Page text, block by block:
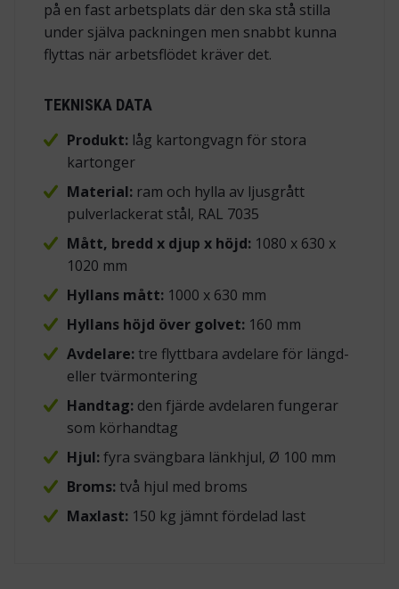
på en fast arbetsplats där den ska stå stilla
under själva packningen men snabbt kunna
flyttas när arbetsflödet kräver det.
TEKNISKA DATA
Produkt:låg kartongvagn för stora
kartonger
Material:ram och hylla av ljusgrått
pulverlackerat stål, RAL 7035
Mått, bredd x djup x höjd:1080 x 630 x
1020 mm
Hyllans mått:1000 x 630 mm
Hyllans höjd över golvet:160 mm
Avdelare:tre flyttbara avdelare för längd-
eller tvärmontering
Handtag:den fjärde avdelaren fungerar
som körhandtag
Hjul:fyra svängbara länkhjul, Ø 100 mm
Broms:två hjul med broms
Maxlast:150 kg jämnt fördelad last